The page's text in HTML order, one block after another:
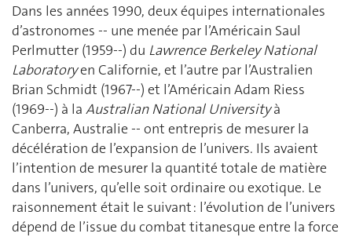
Dans les années 1990, deux équipes internationales
d’astronomes -- une menée par l’Américain Saul
Perlmutter (1959--) du Lawrence Berkeley National
Laboratoryen Californie, et l’autre par l’Australien
Brian Schmidt (1967--) et l’Américain Adam Riess
(1969--) à la Australian National Universityà
Canberra, Australie -- ont entrepris de mesurer la
décélération de l’expansion de l’univers. Ils avaient
l’intention de mesurer la quantité totale de matière
dans l’univers, qu’elle soit ordinaire ou exotique. Le
raisonnement était le suivant : l’évolution de l’univers
dépend de l’issue du combat titanesque entre la force